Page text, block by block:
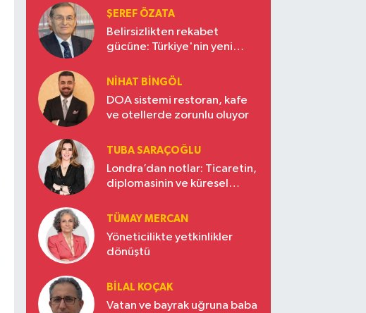
ŞEREF ÖZATA
Belirsizlikten rekabet
gücüne: Türkiye'nin yeni
NIHAT BINGÖL
DOA sistemi restoran, kafe
ve otellerde zorunlu oluyor
TUBA SARAÇOĞLU
Londra’dan notlar: Ticaretin,
diplomasinin ve küresel
Türkiye’nin yükselen gücü
TÜMAY MERCAN
Yöneticilikte yetkinlikler
dönüştü
BILAL KOÇAK
Vatan ve bayrak uğruna baba